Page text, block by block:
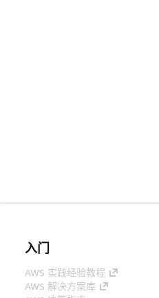
入门
AWS 实践经验教程
AWS 解决方案库